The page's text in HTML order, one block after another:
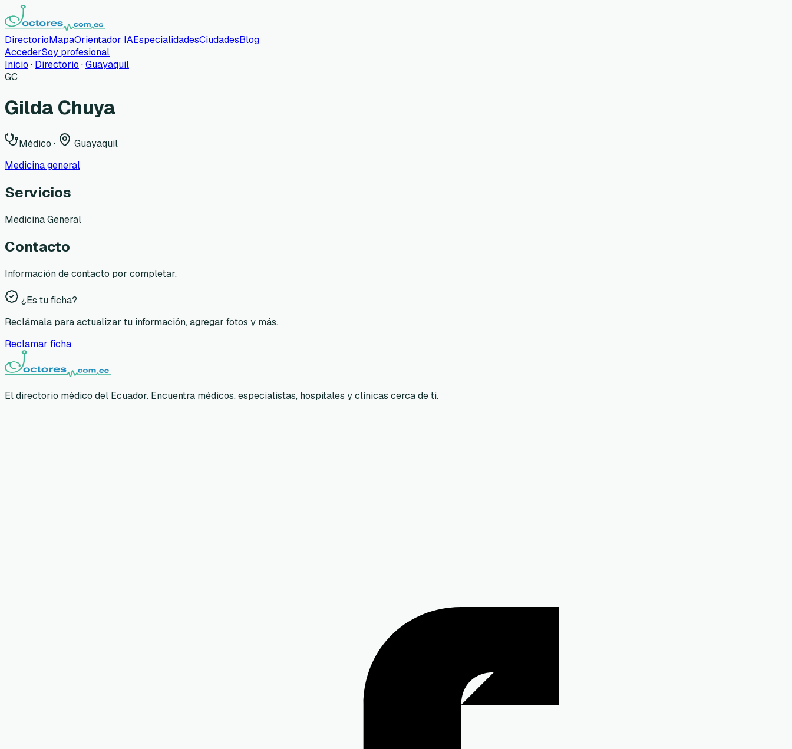
DirectorioMapaOrientador IAEspecialidadesCiudadesBlog
AccederSoy profesional
Inicio · Directorio ·Guayaquil
GC
Gilda Chuya
Médico ·
Guayaquil
Medicina general
Servicios
Medicina General
Contacto
Información de contacto por completar.
¿Es tu ficha?
Reclámala para actualizar tu información, agregar fotos y más.
Reclamar ficha
El directorio médico del Ecuador. Encuentra médicos, especialistas, hospitales y clínicas cerca de ti.